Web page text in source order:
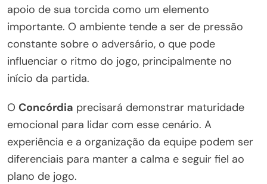
apoio de sua torcida como um elemento
importante. O ambiente tende a ser de pressão
constante sobre o adversário, o que pode
influenciar o ritmo do jogo, principalmente no
início da partida.
O Concórdia precisará demonstrar maturidade
emocional para lidar com esse cenário. A
experiência e a organização da equipe podem ser
diferenciais para manter a calma e seguir fiel ao
plano de jogo.